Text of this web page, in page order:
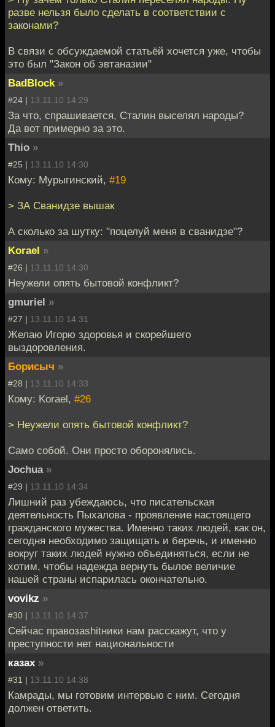
разве нельзя было сделать в соответствии с
законами?
В связи с обсуждаемой статьёй хочется уже, чтобы
это был "Закон об эвтаназии"
BadBlock »
#24 | 13.11.10 14:29
За что, спрашивается, Сталин выселял народы?
Да вот примерно за это.
Thio »
#25 | 13.11.10 14:30
Кому: Мурыгинский, #19
> ЗА Сванидзе вышак
А сколько за шутку: "поцелуй меня в сванидзе"?
Korael »
#26 | 13.11.10 14:30
Неужели опять бытовой конфликт?
gmuriel »
#27 | 13.11.10 14:31
Желаю Игорю здоровья и скорейшего
выздоровления.
Борисыч »
#28 | 13.11.10 14:33
Кому: Korael, #26
> Неужели опять бытовой конфликт?
Само собой. Они просто оборонялись.
Jochua »
#29 | 13.11.10 14:34
Лишний раз убеждаюсь, что писательская
деятельность Пыхалова - проявление настоящего
гражданского мужества. Именно таких людей, как он,
сегодня необходимо защищать и беречь, и именно
вокруг таких людей нужно объединяться, если не
хотим, чтобы надежда вернуть былое величие
нашей страны испарилась окончательно.
vovikz »
#30 | 13.11.10 14:37
Сейчас правозаshitники нам расскажут, что у
преступности нет национальности
казах »
#31 | 13.11.10 14:38
Камрады, мы готовим интервью с ним. Сегодня
должен ответить.